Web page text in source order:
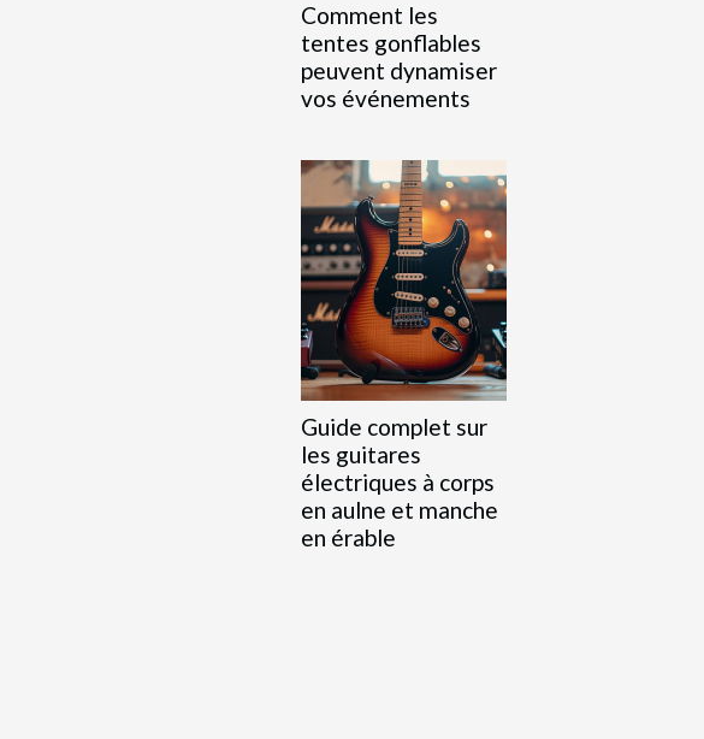
Comment les
tentes gonflables
peuvent dynamiser
vos événements
Guide complet sur
les guitares
électriques à corps
en aulne et manche
en érable